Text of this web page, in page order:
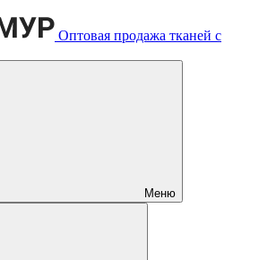
Оптовая продажа тканей с
Меню